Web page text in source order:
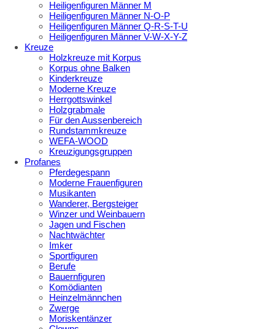
Heiligenfiguren Männer M
Heiligenfiguren Männer N-O-P
Heiligenfiguren Männer Q-R-S-T-U
Heiligenfiguren Männer V-W-X-Y-Z
Kreuze
Holzkreuze mit Korpus
Korpus ohne Balken
Kinderkreuze
Moderne Kreuze
Herrgottswinkel
Holzgrabmale
Für den Aussenbereich
Rundstammkreuze
WEFA-WOOD
Kreuzigungsgruppen
Profanes
Pferdegespann
Moderne Frauenfiguren
Musikanten
Wanderer, Bergsteiger
Winzer und Weinbauern
Jagen und Fischen
Nachtwächter
Imker
Sportfiguren
Berufe
Bauernfiguren
Komödianten
Heinzelmännchen
Zwerge
Moriskentänzer